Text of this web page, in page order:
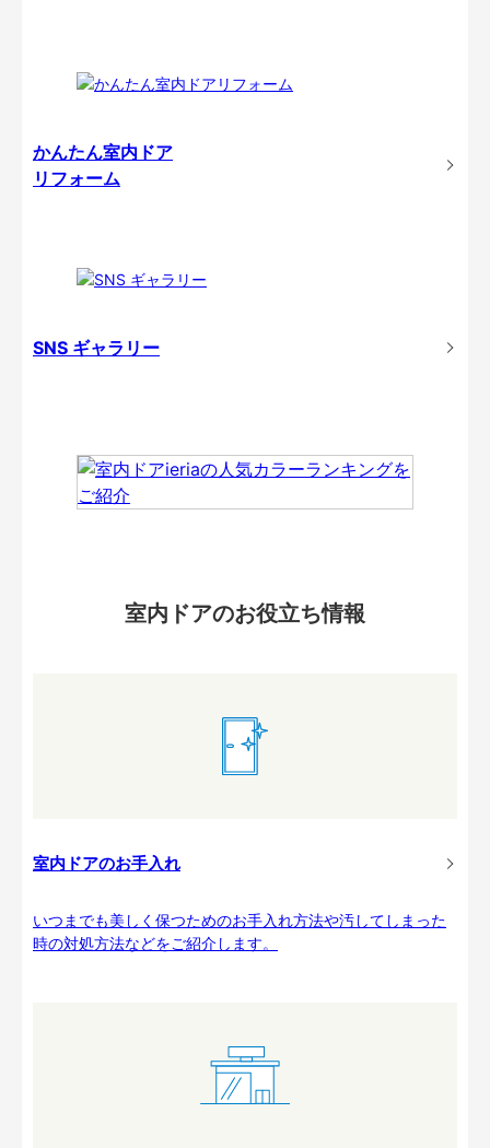
かんたん室内ドア
リフォーム
SNS ギャラリー
室内ドアのお役立ち情報
室内ドアのお手入れ
いつまでも美しく保つためのお手入れ方法や汚してしまった
時の対処方法などをご紹介します。